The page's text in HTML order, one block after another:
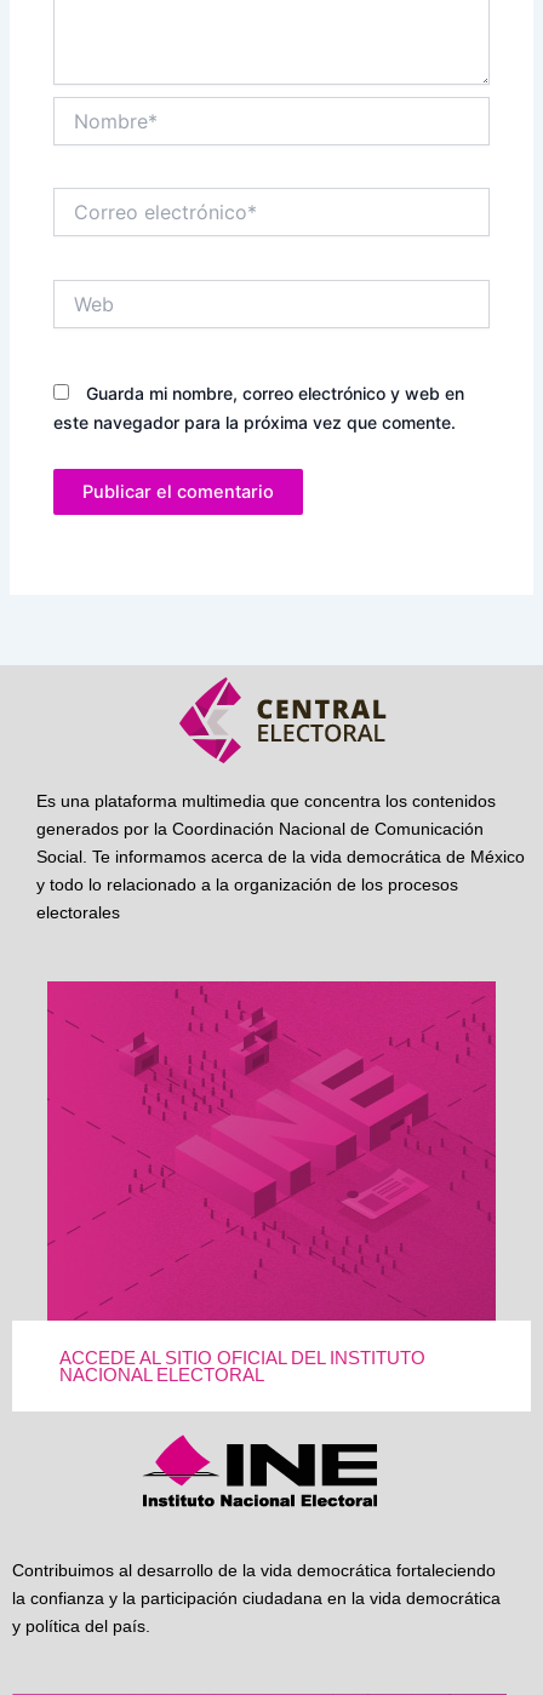
electrónico*
Guarda mi nombre, correo electrónico y web en
este navegador para la próxima vez que comente.
Es una plataforma multimedia que concentra los contenidos
generados por la Coordinación Nacional de Comunicación
Social. Te informamos acerca de la vida democrática de México
y todo lo relacionado a la organización de los procesos
electorales
ACCEDE AL SITIO OFICIAL DEL INSTITUTO
NACIONAL ELECTORAL
Contribuimos al desarrollo de la vida democrática fortaleciendo
la confianza y la participación ciudadana en la vida democrática
y política del país.